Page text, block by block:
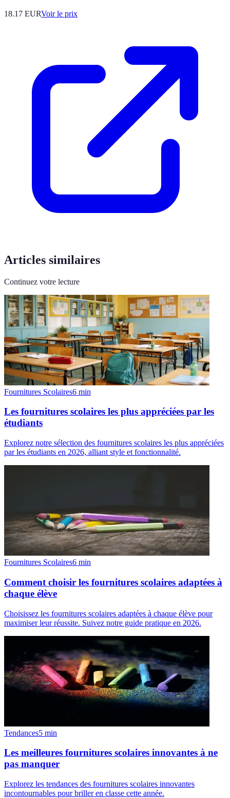
18.17 EURVoir le prix
Articles similaires
Continuez votre lecture
Fournitures Scolaires6 min
Les fournitures scolaires les plus appréciées par les
étudiants
Explorez notre sélection des fournitures scolaires les plus appréciées
par les étudiants en 2026, alliant style et fonctionnalité.
Fournitures Scolaires6 min
Comment choisir les fournitures scolaires adaptées à
chaque élève
Choisissez les fournitures scolaires adaptées à chaque élève pour
maximiser leur réussite. Suivez notre guide pratique en 2026.
Tendances5 min
Les meilleures fournitures scolaires innovantes à ne
pas manquer
Explorez les tendances des fournitures scolaires innovantes
incontournables pour briller en classe cette année.